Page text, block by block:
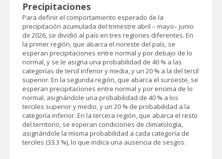
Precipitaciones
Para definir el comportamiento esperado de la
precipitación acumulada del trimestre abril – mayo– junio
de 2026, se dividió al país en tres regiones diferentes. En
la primer región, que abarca el noreste del país, se
esperan precipitaciones entre normal y por debajo de lo
normal, y se le asigna una probabilidad de 40 % a las
categorías de tercil inferior y media, y un 20 % a la del tercil
superior. En la segunda región, que abarca el suroeste, se
esperan precipitaciones entre normal y por encima de lo
normal, asignándole una probabilidad de 40 % a los
terciles superior y medio, y un 20 % de probabilidad a la
categoría inferior. En la tercera región, que abarca el resto
del territorio, se esperan condiciones de climatología,
asignándole la misma probabilidad a cada categoría de
terciles (33.3 %), lo que indica una ausencia de sesgos.